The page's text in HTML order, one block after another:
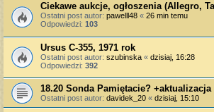
Ciekawe aukcje, ogłoszenia (Allegro,
Ostatni post autor: pawelll48 « 26 min temu
Odpowiedzi: 103
Ursus C-355, 1971 rok
Ostatni post autor: szubinska « dzisiaj, 16:28
Odpowiedzi: 392
18.20 Sonda Pamiętacie? +aktualizacja
Ostatni post autor: davidek_20 « dzisiaj, 15:10